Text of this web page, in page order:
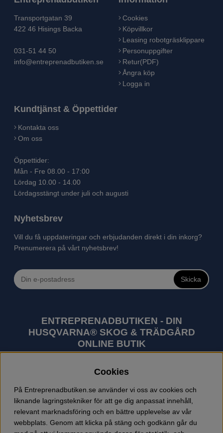
Transportgatan 39
422 46 Hisings Backa
031-51 44 50
info@entreprenadbutiken.se
Cookies
Köpvillkor
Leasing robotgräsklippare
Personuppgifter
Retur(PDF)
Ångra köp
Logga in
Kundtjänst & Öppettider
Kontakta oss
Om oss
Öppettider:
Mån - Fre 08.00 - 17:00
Lördag 10.00 - 14.00
Lördagsstängt under juli och augusti
Nyhetsbrev
Vill du få uppdateringar och erbjudanden direkt i din inkorg?
Prenumerera på vårt nyhetsbrev!
Skicka
ENTREPRENADBUTIKEN - DIN
HUSQVARNA® SKOG & TRÄDGÅRD
ONLINE BUTIK
utomhusprodukter som skogsmaskiner och
trädgårdsmaskiner. I sortimentet finns bl.a. robotgräsklippare,
motorsågar, röjsågar, trimmers, riders, åkgräsklippare,
trädgårdstraktorer, gräsklippare, häcksaxar, lövblåsar,
jordfräsar, snöslungor, skyddskläder och arbetskläder.
Entreprenadbutiken har snabba leveranser av Husqvarna
Cookies
På Entreprenadbutiken.se använder vi oss av cookies och
liknande lagringstekniker för att ge dig anpassat innehåll,
relevant marknadsföring och en bättre upplevelse av vår
webbplats. Genom att klicka på stäng och godkänn går du